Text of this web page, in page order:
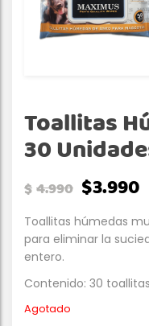
Toallitas
30
$4.990 $3.990
Toallitas húmedas
para eliminar la
entero.
Contenido: 30 toallitas
Agotado